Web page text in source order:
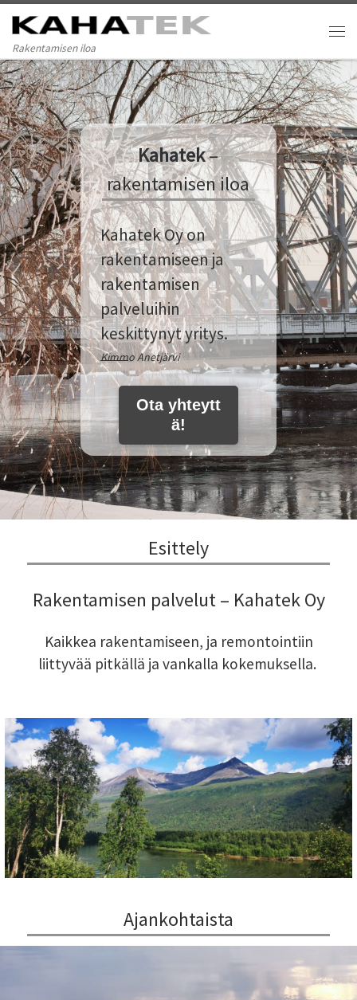
Skip to content
Rakentamisen iloa
Kahatek–
rakentamisen iloa
Kahatek Oy on
rakentamiseen ja
rakentamisen
palveluihin
keskittynyt yritys.
Kimmo Anetjärvi
Ota yhteytt
ä!
Esittely
Rakentamisen palvelut – Kahatek Oy
Kaikkea rakentamiseen, ja remontointiin
liittyvää pitkällä ja vankalla kokemuksella.
Ajankohtaista